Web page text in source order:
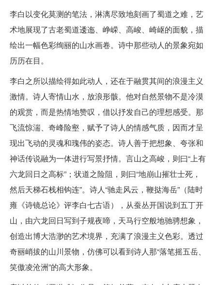
李白以变化莫测的笔法，淋漓尽致地刻画了蜀道之难，艺
术地展现了古老蜀道逶迤、峥嵘、高峻、崎岖的面貌，描
绘出一幅色彩绚丽的山水画卷。诗中那些动人的景象宛如
历历在目。
李白之所以描绘得如此动人，还在于融贯其间的浪漫主义
激情。诗人寄情山水，放浪形骸。他对自然景物不是冷漠
的观赏，而是热情地赞叹，借以抒发自己的理想感受。那
飞流惊湍、奇峰险壑，赋予了诗人的情感气质，因而才呈
现出飞动的灵魂和瑰伟的姿态。诗人善于把想象、夸张和
神话传说融为一体进行写景抒情。言山之高峻，则曰“上有
六龙回日之高标”；状道之险阻，则曰“地崩山摧壮士死，
然后天梯石栈相钩连”。诗人“驰走风云，鞭挞海岳”（陆时
雍《诗镜总论》评李白七古语），从蚕丛开国说到五丁开
山，由六龙回日写到子规夜啼，天马行空般地驰骋想象，
创造出博大浩渺的艺术境界，充满了浪漫主义色彩。透过
奇丽峭拔的山川景物，仿佛可以看到诗人那“落笔摇五岳、
笑傲凌沧洲”的高大形象。